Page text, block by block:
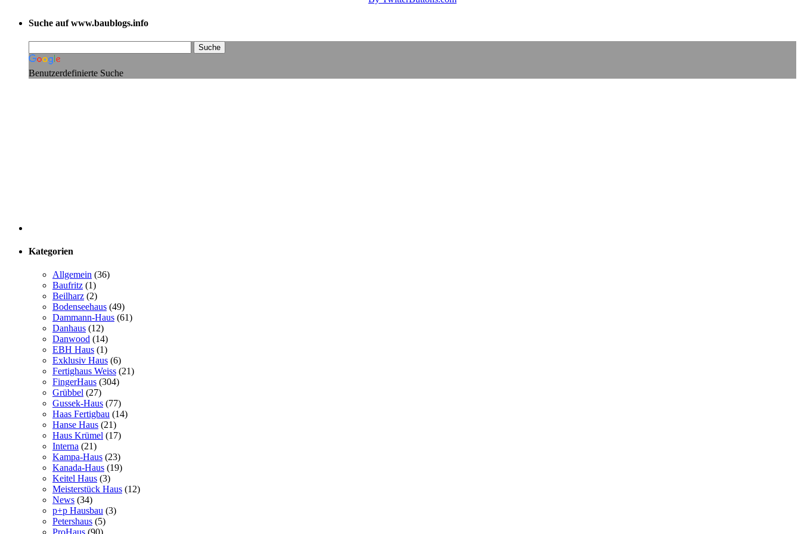
Suche auf www.baublogs.info
Benutzerdefinierte Suche
Kategorien
Allgemein (36)
Baufritz (1)
Beilharz (2)
Bodenseehaus (49)
Dammann-Haus (61)
Danhaus (12)
Danwood (14)
EBH Haus (1)
Exklusiv Haus (6)
Fertighaus Weiss (21)
FingerHaus (304)
Grübbel (27)
Gussek-Haus (77)
Haas Fertigbau (14)
Hanse Haus (21)
Haus Krümel (17)
Interna (21)
Kampa-Haus (23)
Kanada-Haus (19)
Keitel Haus (3)
Meisterstück Haus (12)
News (34)
p+p Hausbau (3)
Petershaus (5)